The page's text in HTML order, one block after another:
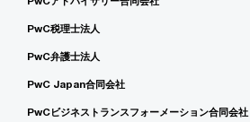
PwC税理士法人
PwC弁護士法人
PwC Japan合同会社
PwCビジネストランスフォーメーション合同会社